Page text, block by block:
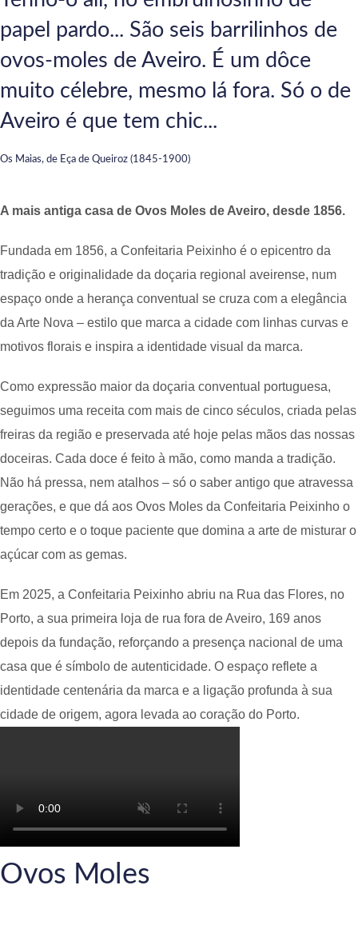
papel pardo... São seis barrilinhos de
ovos-moles de Aveiro. É um dôce
muito célebre, mesmo lá fora. Só o de
Aveiro é que tem chic...
Os Maias, de Eça de Queiroz (1845-1900)
A mais antiga casa de Ovos Moles de Aveiro, desde 1856.
Fundada em 1856, a Confeitaria Peixinho é o epicentro da
tradição e originalidade da doçaria regional aveirense, num
espaço onde a herança conventual se cruza com a elegância
da Arte Nova – estilo que marca a cidade com linhas curvas e
motivos florais e inspira a identidade visual da marca.
Como expressão maior da doçaria conventual portuguesa,
seguimos uma receita com mais de cinco séculos, criada pelas
freiras da região e preservada até hoje pelas mãos das nossas
doceiras. Cada doce é feito à mão, como manda a tradição.
Não há pressa, nem atalhos – só o saber antigo que atravessa
gerações, e que dá aos Ovos Moles da Confeitaria Peixinho o
tempo certo e o toque paciente que domina a arte de misturar o
açúcar com as gemas.
Em 2025, a Confeitaria Peixinho abriu na Rua das Flores, no
Porto, a sua primeira loja de rua fora de Aveiro, 169 anos
depois da fundação, reforçando a presença nacional de uma
casa que é símbolo de autenticidade. O espaço reflete a
identidade centenária da marca e a ligação profunda à sua
cidade de origem, agora levada ao coração do Porto.
Ovos Moles